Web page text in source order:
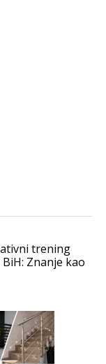
trening
Znanje kao